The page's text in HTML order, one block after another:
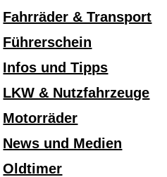
Fahrräder & Transport
Führerschein
Infos und Tipps
LKW & Nutzfahrzeuge
Motorräder
News und Medien
Oldtimer